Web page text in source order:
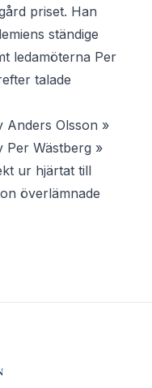
priset. Han
ständige
ledamöterna Per
talade
Anders Olsson »
Per Wästberg »
ur hjärtat till
överlämnade